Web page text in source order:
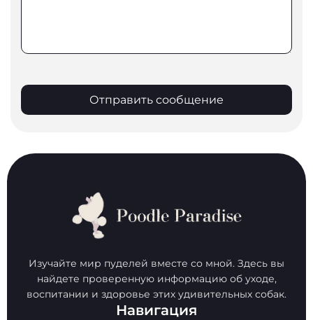
Отправить сообщение
Изучайте мир пуделей вместе со мной. Здесь вы
найдете проверенную информацию об уходе,
воспитании и здоровье этих удивительных собак.
Навигация